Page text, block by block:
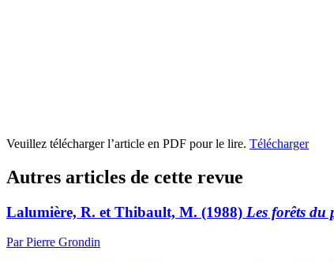
Veuillez télécharger l’article en PDF pour le lire. Télécharger
Autres articles de cette revue
Lalumière, R. et Thibault, M. (1988) Les forêts
Par Pierre Grondin